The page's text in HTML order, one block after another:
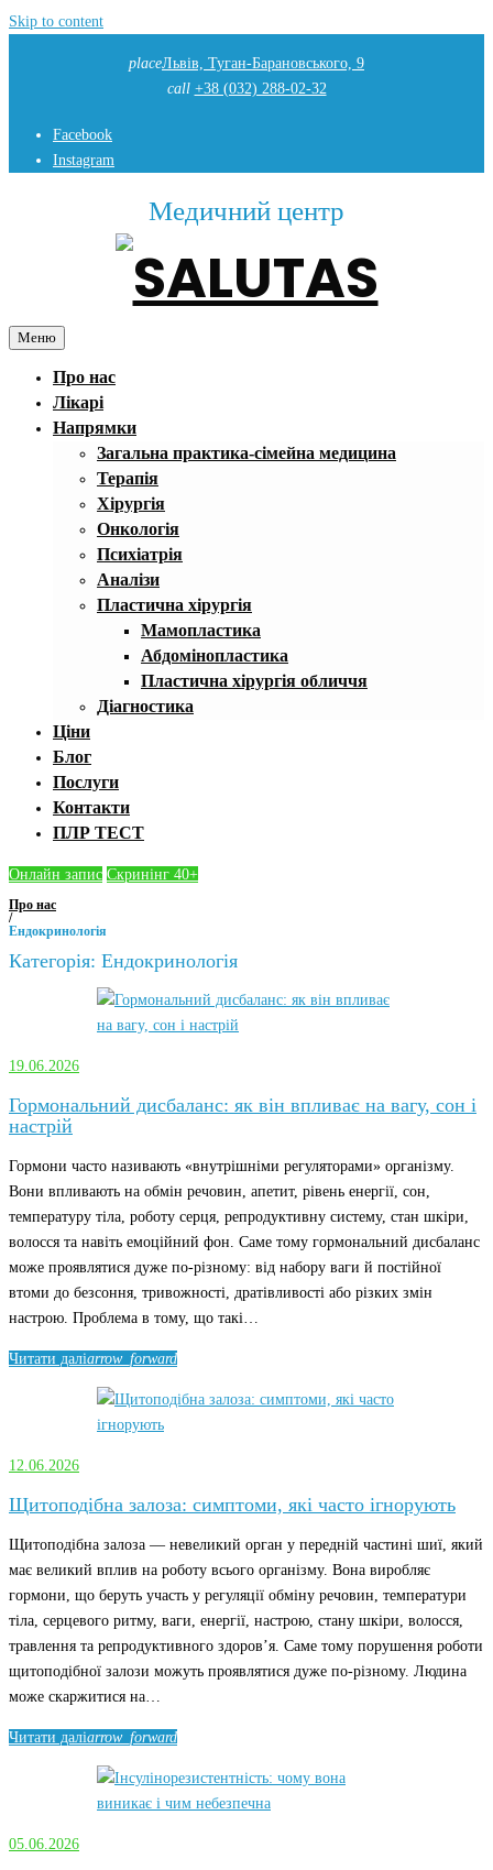
Skip to content
placeЛьвів, Туган-Барановського, 9
call +38 (032) 288-02-32
Facebook
Instagram
Медичний центр
Меню
Про нас
Лікарі
Напрямки
Загальна практика-сімейна медицина
Терапія
Хірургія
Онкологія
Психіатрія
Аналізи
Пластична хірургія
Мамопластика
Абдомінопластика
Пластична хірургія обличчя
Діагностика
Ціни
Блог
Послуги
Контакти
ПЛР ТЕСТ
Онлайн запис Скринінг 40+
Про нас
/
Ендокринологія
Категорія: Ендокринологія
19.06.2026
Гормональний дисбаланс: як він впливає на вагу, сон і
настрій
Гормони часто називають «внутрішніми регуляторами» організму.
Вони впливають на обмін речовин, апетит, рівень енергії, сон,
температуру тіла, роботу серця, репродуктивну систему, стан шкіри,
волосся та навіть емоційний фон. Саме тому гормональний дисбаланс
може проявлятися дуже по-різному: від набору ваги й постійної
втоми до безсоння, тривожності, дратівливості або різких змін
настрою. Проблема в тому, що такі…
Читати даліarrow_forward
12.06.2026
Щитоподібна залоза: симптоми, які часто ігнорують
Щитоподібна залоза — невеликий орган у передній частині шиї, який
має великий вплив на роботу всього організму. Вона виробляє
гормони, що беруть участь у регуляції обміну речовин, температури
тіла, серцевого ритму, ваги, енергії, настрою, стану шкіри, волосся,
травлення та репродуктивного здоров’я. Саме тому порушення роботи
щитоподібної залози можуть проявлятися дуже по-різному. Людина
може скаржитися на…
Читати даліarrow_forward
05.06.2026